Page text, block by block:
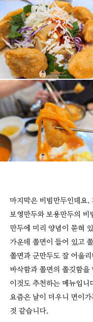
마지막은 비빔만두인데요.
보영만두와 보용만두의 비
만두에 미리 양념이 묻혀
가운데 쫄면이 들어 있고
쫄면과 군만두도 잘 어울
바삭함과 쫄면의 쫄깃함을
이것도 추천하는 메뉴입니
요즘은 날이 더우니 면이
것 같습니다.